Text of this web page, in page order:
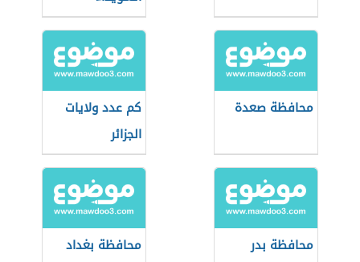
محافظة صعدة
كم عدد ولايات
الجزائر
محافظة بدر محافظة بغداد